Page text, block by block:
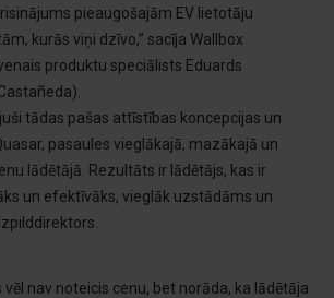
pieaugošajām EV lietotāju
kurās viņi dzīvo,” sacīja Wallbox
produktu speciālists Eduards
tādas pašas attīstības koncepcijas un
pasaules vieglākajā, mazākajā un
lādētājā. Rezultāts ir lādētājs, kas ir
un efektīvāks, vieglāk uzstādāms un
nav noteicis cenu, bet norāda, ka lādētāja